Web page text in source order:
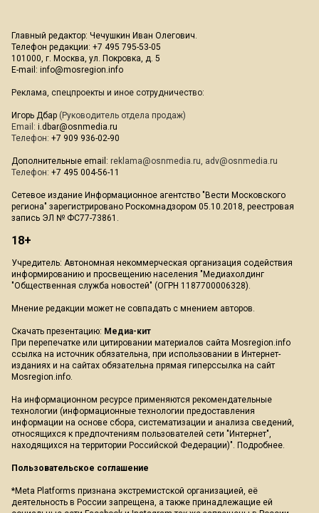
Главный редактор: Чечушкин Иван Олегович.
Телефон редакции: +7 495 795-53-05
101000, г. Москва, ул. Покровка, д. 5
E-mail: info@mosregion.info
Реклама, спецпроекты и иное сотрудничество:
Игорь Дбар (Руководитель отдела продаж)
Email: i.dbar@osnmedia.ru
Телефон: +7 909 936-02-90
Дополнительные email: reklama@osnmedia.ru, adv@osnmedia.ru
Телефон: +7 495 004-56-11
Сетевое издание Информационное агентство "Вести Московского
региона" зарегистрировано Роскомнадзором 05.10.2018, реестровая
запись ЭЛ № ФС77-73861.
18+
Учредитель: Автономная некоммерческая организация содействия
информированию и просвещению населения "Медиахолдинг
"Общественная служба новостей" (ОГРН 1187700006328).
Мнение редакции может не совпадать с мнением авторов.
Скачать презентацию: Медиа-кит
При перепечатке или цитировании материалов сайта Mosregion.info
ссылка на источник обязательна, при использовании в Интернет-
изданиях и на сайтах обязательна прямая гиперссылка на сайт
Mosregion.info.
На информационном ресурсе применяются рекомендательные
технологии (информационные технологии предоставления
информации на основе сбора, систематизации и анализа сведений,
относящихся к предпочтениям пользователей сети "Интернет",
находящихся на территории Российской Федерации)". Подробнее.
Пользовательское соглашение
*Meta Platforms признана экстремистской организацией, её
деятельность в России запрещена, а также принадлежащие ей